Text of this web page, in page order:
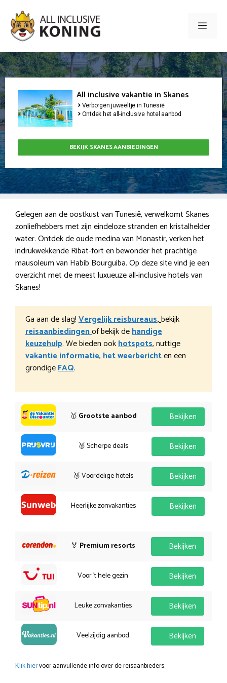
naar
inhoud
Menu
All inclusive vakantie in Skanes
Verborgen juweeltje in Tunesië
Ontdek het all-inclusive hotel aanbod
BEKIJK SKANES AANBIEDINGEN
Gelegen aan de oostkust van Tunesië, verwelkomt Skanes
zonliefhebbers met zijn eindeloze stranden en kristalhelder
water. Ontdek de oude medina van Monastir, verken het
indrukwekkende Ribat-fort en bewonder het prachtige
mausoleum van Habib Bourguiba. Op deze site vind je een
overzicht met de meest luxueuze all-inclusive hotels van
Skanes!
Ga aan de slag!Vergelijk reisbureaus,bekijk
reisaanbiedingenof bekijk dehandige
keuzehulp. We bieden ookhotspots, nuttige
vakantie informatie,het weerberichten een
grondigeFAQ.
🥇 Grootste aanbod Bekijken
🥈 Scherpe deals Bekijken
🥉 Voordelige hotels Bekijken
Heerlijke zonvakanties Bekijken
🏅 Premium resorts Bekijken
Voor 't hele gezin Bekijken
Leuke zonvakanties Bekijken
Veelzijdig aanbod Bekijken
Klik hiervoor aanvullende info over de reisaanbieders.